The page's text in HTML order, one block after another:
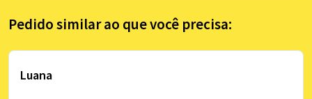
Pedido similar ao que você precisa:
Luana